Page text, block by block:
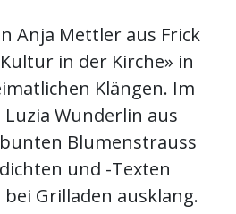
Anja Mettler aus Frick
in der Kirche» in
Klängen. Im
Luzia Wunderlin aus
Blumenstrauss
und -Texten
Grilladen ausklang.